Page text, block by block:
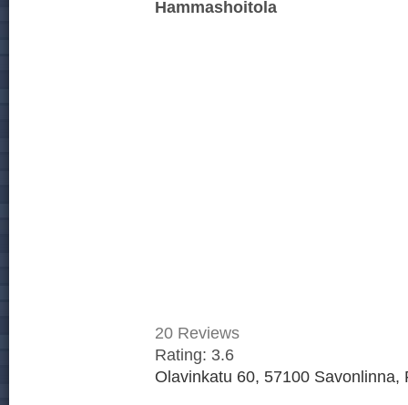
Hammashoitola
20 Reviews
Rating: 3.6
Olavinkatu 60, 57100 Savonlinna,